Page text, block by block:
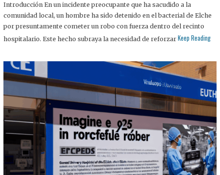
Introducción En un incidente preocupante que ha sacudido a la
comunidad local, un hombre ha sido detenido en el bacterial de Elche
por presuntamente cometer un robo con fuerza dentro del recinto
hospitalario. Este hecho subraya la necesidad de reforzar Keep Reading